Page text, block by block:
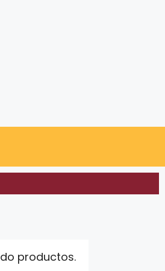
productos.